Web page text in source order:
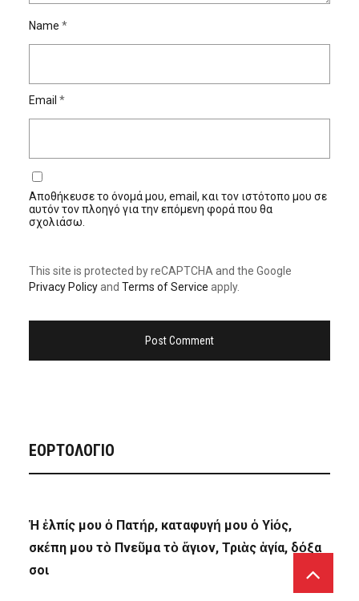
Name *
Email *
Αποθήκευσε το όνομά μου, email, και τον ιστότοπο μου σε
αυτόν τον πλοηγό για την επόμενη φορά που θα
σχολιάσω.
This site is protected by reCAPTCHA and the Google
Privacy Policyand Terms of Service apply.
ΕΟΡΤΟΛΟΓΙΟ
Ἡ ἐλπίς μου ὁ Πατήρ, καταφυγή μου ὁ Υἱός,
σκέπη μου τὸ Πνεῦμα τὸ ἅγιον, Τριὰς ἁγία, δόξα
σοι